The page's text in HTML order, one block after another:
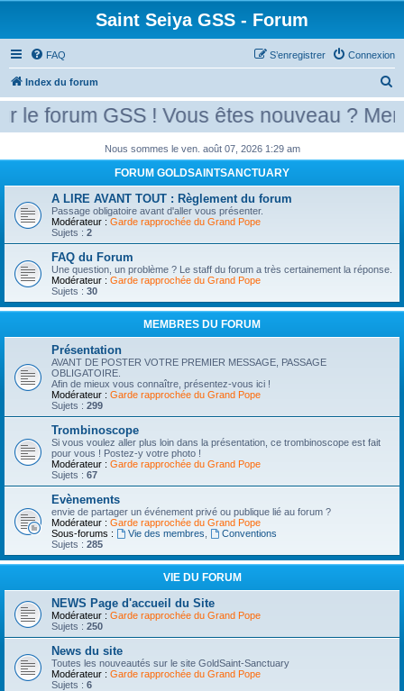
Saint Seiya GSS - Forum
FAQ Connexion
S’enregistrer
Index du forum
e
c
r
forum GSS ! Vous êtes nouveau ?
Nous sommes le ven. août 07, 2026 1:29 am
FORUM GOLDSAINTSANCTUARY
A LIRE AVANT TOUT : Règlement du forum
Passage obligatoire avant d'aller vous présenter.
Modérateur : Garde rapprochée du Grand Pope
Sujets : 2
FAQ du Forum
Une question, un problème ? Le staff du forum a très certainement la réponse.
Modérateur : Garde rapprochée du Grand Pope
Sujets : 30
MEMBRES DU FORUM
Présentation
AVANT DE POSTER VOTRE PREMIER MESSAGE, PASSAGE
OBLIGATOIRE.
Afin de mieux vous connaître, présentez-vous ici !
Modérateur : Garde rapprochée du Grand Pope
Sujets : 299
Trombinoscope
Si vous voulez aller plus loin dans la présentation, ce trombinoscope est fait
pour vous ! Postez-y votre photo !
Modérateur : Garde rapprochée du Grand Pope
Sujets : 67
Evènements
envie de partager un événement privé ou publique lié au forum ?
Modérateur : Garde rapprochée du Grand Pope
Sous-forums :
Vie des membres
Conventions
Sujets : 285
VIE DU FORUM
NEWS Page d'accueil du Site
Modérateur : Garde rapprochée du Grand Pope
Sujets : 250
News du site
Toutes les nouveautés sur le site GoldSaint-Sanctuary
Modérateur : Garde rapprochée du Grand Pope
Sujets : 6